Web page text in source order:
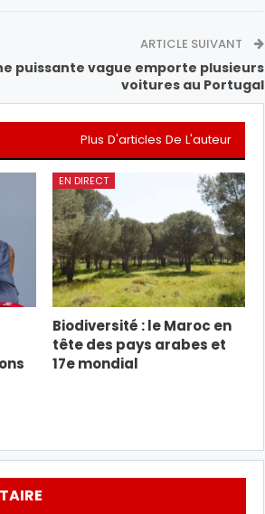
ARTICLE SUIVANT
puissante vague emporte plusieurs
voitures au Portugal
Plus D'articles De L'auteur
EN DIRECT
Biodiversité : le Maroc en
tête des pays arabes et
17e mondial